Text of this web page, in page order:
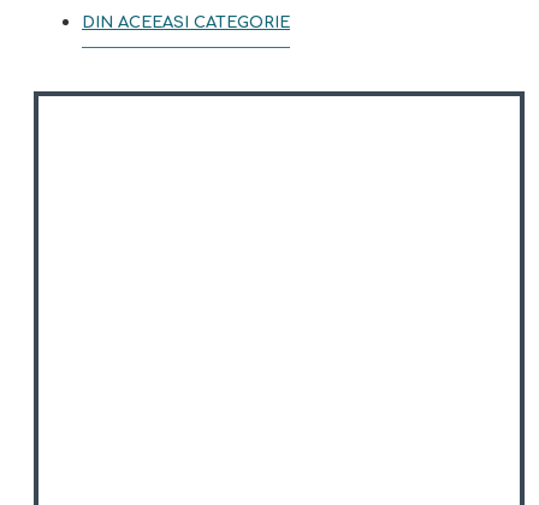
DIN ACEEASI CATEGORIE